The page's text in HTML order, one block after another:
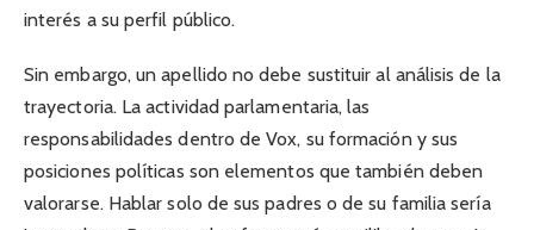
interés a su perfil público.
Sin embargo, un apellido no debe sustituir al análisis de la
trayectoria. La actividad parlamentaria, las
responsabilidades dentro de Vox, su formación y sus
posiciones políticas son elementos que también deben
valorarse. Hablar solo de sus padres o de su familia sería